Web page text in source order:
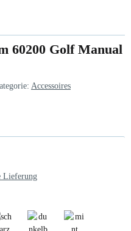
60200 Golf Manual
Accessoires
Lieferung